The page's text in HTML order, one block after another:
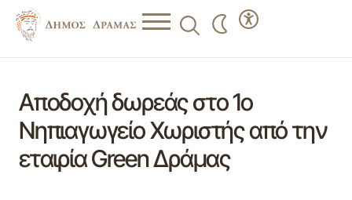
Αποδοχή δωρεάς στο 1ο
Νηπιαγωγείο Χωριστής από την
εταιρία Green Δράμας